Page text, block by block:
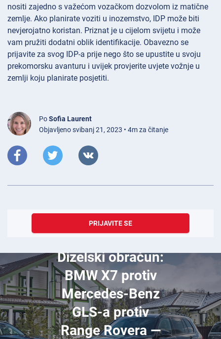
nositi zajedno s važećom vozačkom dozvolom iz matične
zemlje. Ako planirate voziti u inozemstvo, IDP može biti
nevjerojatno koristan. Priznat je u cijelom svijetu i može
vam pružiti dodatni oblik identifikacije. Obavezno se
prijavite za svog IDP-a prije nego što se upustite u svoju
prekomorsku avanturu i uvijek provjerite uvjete vožnje u
zemlji koju planirate posjetiti.
PoSofia Laurent
Objavljeno svibanj 21, 2023 • 4m za čitanje
PRIJAVITE SE
Dizelski obračun:
BMW X7 protiv
Mercedes-Benz
GLS-a protiv
Range Rovera —